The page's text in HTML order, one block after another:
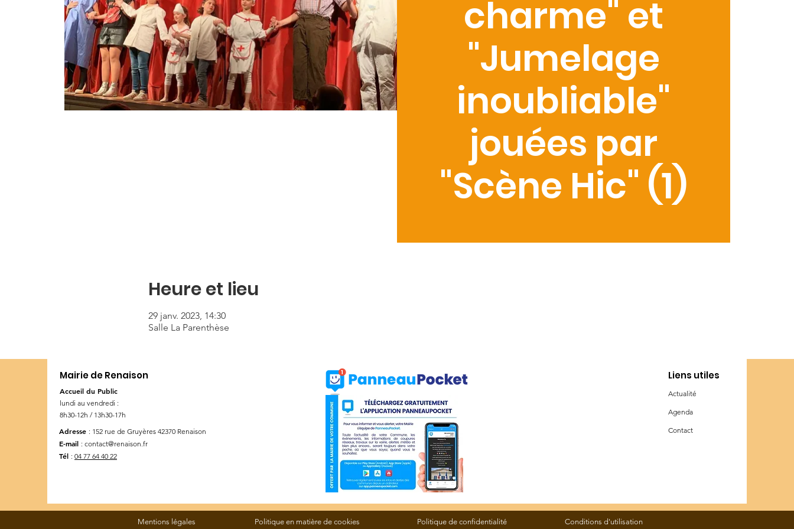
charme" et
"Jumelage
inoubliable"
jouées par
"Scène Hic" (1)
Heure et lieu
29 janv. 2023, 14:30
Salle La Parenthèse
Mairie de Renaison
Accueil du Public
lundi au vendredi :
8h30-12h / 13h30-17h
Adresse : 152 rue de Gruyères 42370 Renaison
E-mail : contact@renaison.fr
Tél : 04 77 64 40 22
Liens utiles
Actualité
Agenda
Contact
Mentions légales Politique en matière de cookies Politique de confidentialité Conditions d'utilisation